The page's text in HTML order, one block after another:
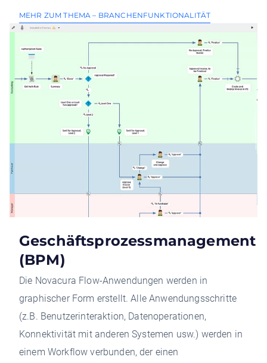
MEHR ZUM THEMA – BRANCHENFUNKTIONALITÄT
Geschäftsprozessmanagement
(BPM)
Die Novacura Flow-Anwendungen werden in
graphischer Form erstellt. Alle Anwendungsschritte
(z.B. Benutzerinteraktion, Datenoperationen,
Konnektivität mit anderen Systemen usw.) werden in
einem Workflow verbunden, der einen